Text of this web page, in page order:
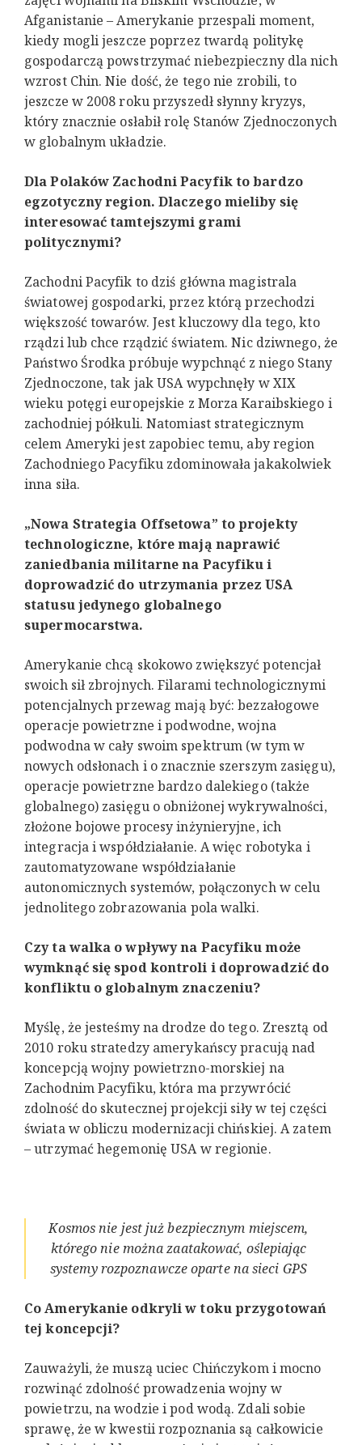
Afganistanie – Amerykanie przespali moment,
kiedy mogli jeszcze poprzez twardą politykę
gospodarczą powstrzymać niebezpieczny dla nich
wzrost Chin. Nie dość, że tego nie zrobili, to
jeszcze w 2008 roku przyszedł słynny kryzys,
który znacznie osłabił rolę Stanów Zjednoczonych
w globalnym układzie.
Dla Polaków Zachodni Pacyfik to bardzo
egzotyczny region. Dlaczego mieliby się
interesować tamtejszymi grami
politycznymi?
Zachodni Pacyfik to dziś główna magistrala
światowej gospodarki, przez którą przechodzi
większość towarów. Jest kluczowy dla tego, kto
rządzi lub chce rządzić światem. Nic dziwnego, że
Państwo Środka próbuje wypchnąć z niego Stany
Zjednoczone, tak jak USA wypchnęły w XIX
wieku potęgi europejskie z Morza Karaibskiego i
zachodniej półkuli. Natomiast strategicznym
celem Ameryki jest zapobiec temu, aby region
Zachodniego Pacyfiku zdominowała jakakolwiek
inna siła.
„Nowa Strategia Offsetowa” to projekty
technologiczne, które mają naprawić
zaniedbania militarne na Pacyfiku i
doprowadzić do utrzymania przez USA
statusu jedynego globalnego
supermocarstwa.
Amerykanie chcą skokowo zwiększyć potencjał
swoich sił zbrojnych. Filarami technologicznymi
potencjalnych przewag mają być: bezzałogowe
operacje powietrzne i podwodne, wojna
podwodna w cały swoim spektrum (w tym w
nowych odsłonach i o znacznie szerszym zasięgu),
operacje powietrzne bardzo dalekiego (także
globalnego) zasięgu o obniżonej wykrywalności,
złożone bojowe procesy inżynieryjne, ich
integracja i współdziałanie. A więc robotyka i
zautomatyzowane współdziałanie
autonomicznych systemów, połączonych w celu
jednolitego zobrazowania pola walki.
Czy ta walka o wpływy na Pacyfiku może
wymknąć się spod kontroli i doprowadzić do
konfliktu o globalnym znaczeniu?
Myślę, że jesteśmy na drodze do tego. Zresztą od
2010 roku stratedzy amerykańscy pracują nad
koncepcją wojny powietrzno-morskiej na
Zachodnim Pacyfiku, która ma przywrócić
zdolność do skutecznej projekcji siły w tej części
świata w obliczu modernizacji chińskiej. A zatem
– utrzymać hegemonię USA w regionie.
Kosmos nie jest już bezpiecznym miejscem,
którego nie można zaatakować, oślepiając
systemy rozpoznawcze oparte na sieci GPS
Co Amerykanie odkryli w toku przygotowań
tej koncepcji?
Zauważyli, że muszą uciec Chińczykom i mocno
rozwinąć zdolność prowadzenia wojny w
powietrzu, na wodzie i pod wodą. Zdali sobie
sprawę, że w kwestii rozpoznania są całkowicie